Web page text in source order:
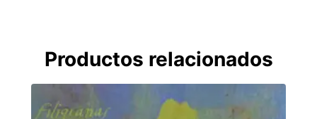
Productos relacionados